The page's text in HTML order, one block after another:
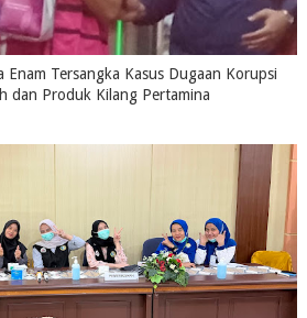
Enam Tersangka Kasus Dugaan Korupsi
dan Produk Kilang Pertamina